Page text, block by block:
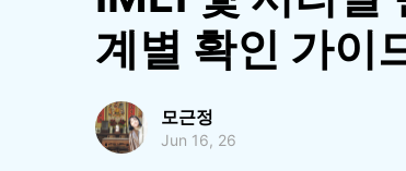
강력한 화면 녹화
제휴
폴 툴킷 보기 >
툴킷
무료 체험하기
아이폰 화면 잠금 해제
Apple ID 제거
화면 시간 암호 우회
바이패스 활성화 잠금
아이폰 캐리어 잠금 해제
공식 설치 파일 및 최신 버전 업데이
트를 제공합니다.
계별 확인 가이
모근정
Jun 16, 26